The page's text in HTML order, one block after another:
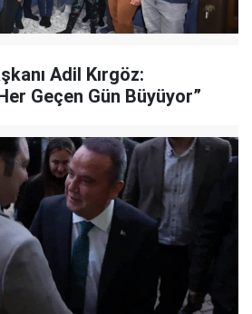
Adil Kırgöz:
Geçen Gün Büyüyor”